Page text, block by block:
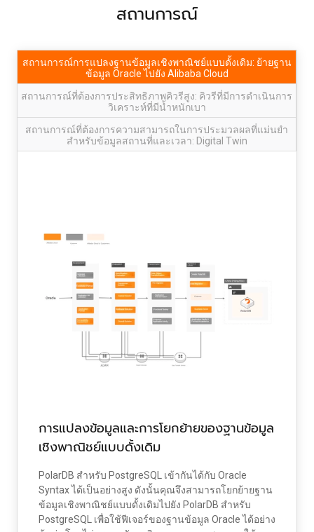
สถานการณ์
สถานการณ์การแปลงฐานข้อมูลเชิงพาณิชย์แบบดั้งเดิม: ย้ายฐาน
ข้อมูล Oracle ไปยัง Alibaba Cloud
สถานการณ์ที่ต้องการประสิทธิภาพคิวรีสูง: คิวรีที่มีการดำเนินการ
วิเคราะห์ที่มีน้ำหนักเบา
สถานการณ์ที่ต้องการความสามารถในการประมวลผลที่แม่นยำ
สำหรับข้อมูลสถานที่และเวลา: Digital Twin
การแปลงข้อมูลและการโยกย้ายของฐานข้อมูล
เชิงพาณิชย์แบบดั้งเดิม
PolarDB สำหรับ PostgreSQL เข้ากันได้กับ Oracle
Syntax ได้เป็นอย่างสูง ดังนั้นคุณจึงสามารถโยกย้ายฐาน
ข้อมูลเชิงพาณิชย์แบบดั้งเดิมไปยัง PolarDB สำหรับ
PostgreSQL เพื่อใช้ฟีเจอร์ของฐานข้อมูล Oracle ได้อย่าง